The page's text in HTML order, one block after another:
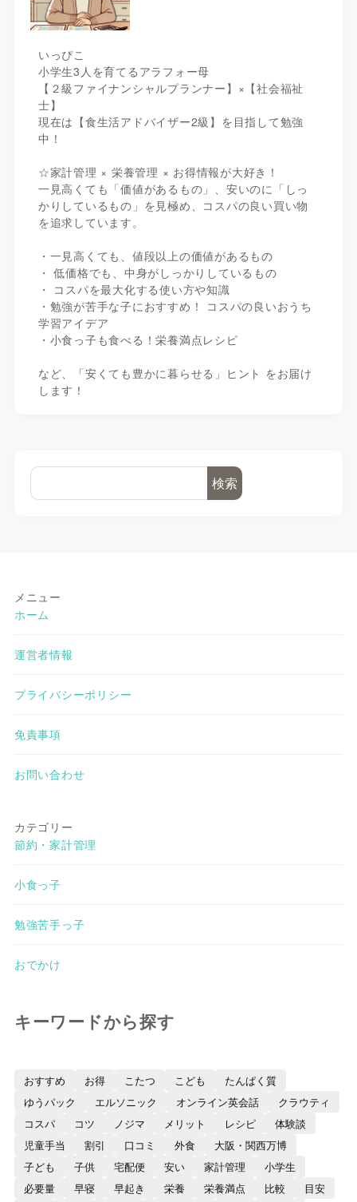
いっぴこ
小学生3人を育てるアラフォー母
【２級ファイナンシャルプランナー】×【社会福祉
士】
現在は【食生活アドバイザー2級】を目指して勉強
中！
☆家計管理 × 栄養管理 × お得情報が大好き！
一見高くても「価値があるもの」、安いのに「しっ
かりしているもの」を見極め、コスパの良い買い物
を追求しています。
・一見高くても、値段以上の価値があるもの
・ 低価格でも、中身がしっかりしているもの
・ コスパを最大化する使い方や知識
・勉強が苦手な子におすすめ！ コスパの良いおうち
学習アイデア
・小食っ子も食べる！栄養満点レシピ
など、「安くても豊かに暮らせる」ヒント をお届け
します！
検索
メニュー
ホーム
運営者情報
プライバシーポリシー
免責事項
お問い合わせ
カテゴリー
節約・家計管理
小食っ子
勉強苦手っ子
おでかけ
キーワードから探す
おすすめ お得 こたつ こども
たんぱく質
ゆうパック
エルソニック オンライン英会話
クラウティ
コスパ
コツ ノジマ メリット レシピ
体験談
児童手当
割引 口コミ 外食
大阪・関西万博
子ども
子供 宅配便 安い 家計管理
小学生
必要量
早寝 早起き 栄養 栄養満点 比較
目安